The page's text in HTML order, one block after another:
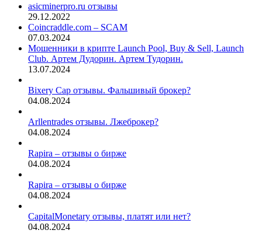
asicminerpro.ru отзывы
29.12.2022
Coincraddle.com – SCAM
07.03.2024
Мошенники в крипте Launch Pool, Buy & Sell, Launch
Club. Артем Дудорин. Артем Тудорин.
13.07.2024
Bixery Cap отзывы. Фальшивый брокер?
04.08.2024
Arllentrades отзывы. Лжеброкер?
04.08.2024
Rapira – отзывы о бирже
04.08.2024
Rapira – отзывы о бирже
04.08.2024
CapitalMonetary отзывы, платят или нет?
04.08.2024